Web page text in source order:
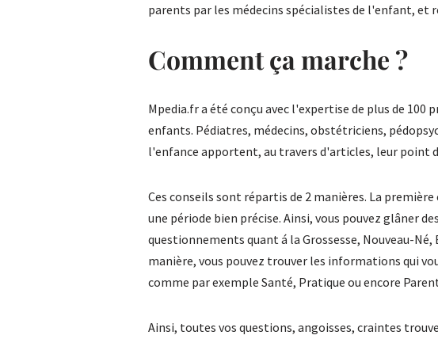
parents par les médecins spécialistes de l'enfant, et
Comment ça marche ?
Mpedia.fr a été conçu avec l'expertise de plus de 100
enfants. Pédiatres, médecins, obstétriciens,
l'enfance apportent, au travers d'articles, leur point
Ces conseils sont répartis de 2 manières. La
une période bien précise. Ainsi, vous pouvez glâner
questionnements quant á la Grossesse, Nouveau-
manière, vous pouvez trouver les informations qui
comme par exemple Santé, Pratique ou encore
Ainsi, toutes vos questions, angoisses, craintes